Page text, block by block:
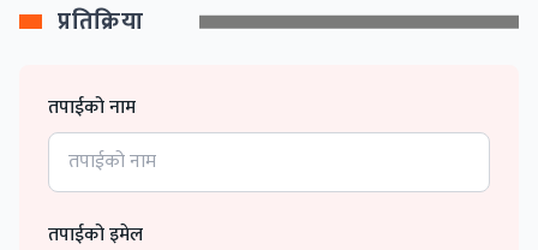
प्रतिक्रिया
तपाईको नाम
तपाईको इमेल